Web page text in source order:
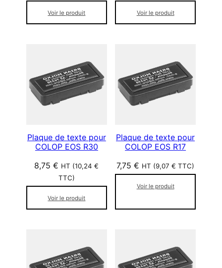
Voir le produit Voir le produit
Plaque de texte pour
COLOP EOS R30
8,75€ HT (10,24€
TTC)
Voir le produit
Plaque de texte pour
COLOP EOS R17
7,75€ HT (9,07€ TTC)
Voir le produit